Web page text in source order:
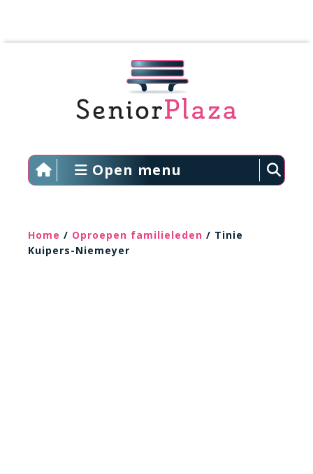
Open menu
Home / Oproepen familieleden / Tinie
Kuipers-Niemeyer